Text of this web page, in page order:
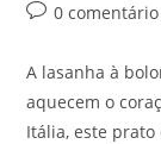
0 comentário
A lasanha à
aquecem o
Itália, este